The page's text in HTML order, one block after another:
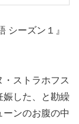
シーズン１』
ストラホフス
娠した、と勘繰
ーンのお腹の中